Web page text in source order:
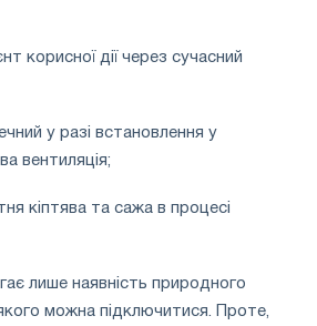
корисної дії через сучасний
у разі встановлення у
вентиляція;
кіптява та сажа в процесі
лише наявність природного
можна підключитися. Проте,